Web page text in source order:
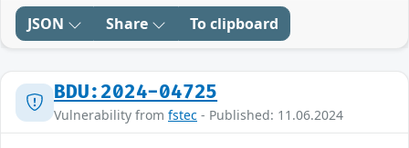
JSON Share To clipboard
BDU:2024-04725
Vulnerability from fstec - Published: 11.06.2024